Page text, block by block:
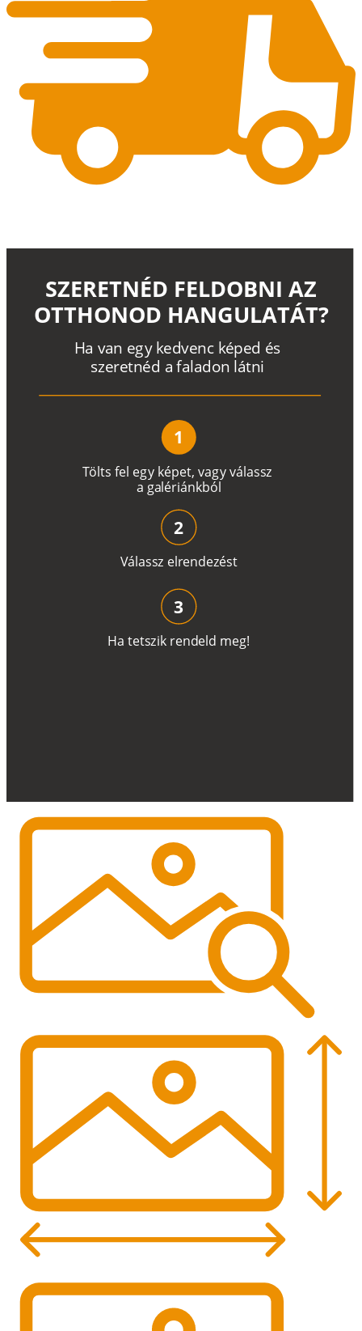
Tölts fel egy képet, vagyválassz
a galériánkból
Ha van egy kedvenc képed és
szeretnéd a faladon látni
SZERETNÉD FELDOBNI AZ
OTTHONOD HANGULATÁT?
1
Válassz elrendezést
2
Ha tetszik rendeld meg!
3